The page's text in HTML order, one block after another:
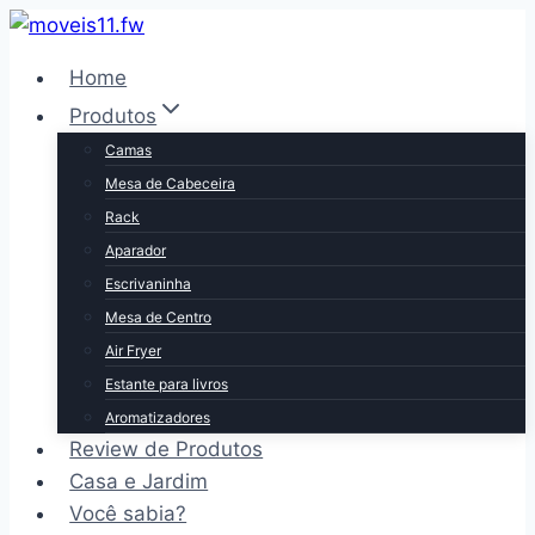
Pular
Conteúdo
Home
Produtos
Camas
Mesa de Cabeceira
Rack
Aparador
Escrivaninha
Mesa de Centro
Air Fryer
Estante para livros
Aromatizadores
Review de Produtos
Casa e Jardim
Você sabia?